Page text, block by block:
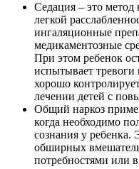
Седация – это метод
легкой
ингаляционные
медикаментозные
При этом ребенок
испытывает тревоги
хорошо
лечении детей с
Общий наркоз
когда необходимо
сознания у ребенка.
обширных
потребностями или